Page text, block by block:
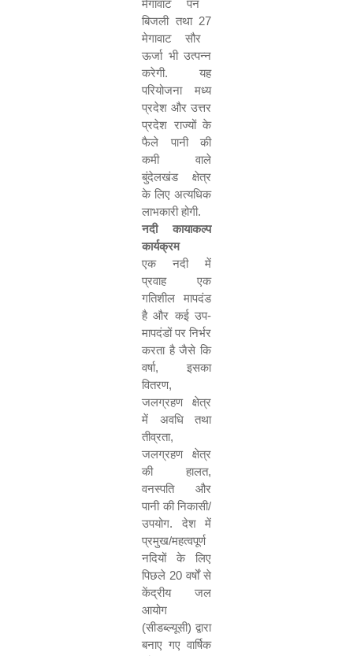
मेगावाट पन
बिजली तथा 27
मेगावाट सौर
ऊर्जा भी उत्पन्न
करेगी. यह
परियोजना मध्य
प्रदेश और उत्तर
प्रदेश राज्यों के
फैले पानी की
कमी वाले
बुंदेलखंड क्षेत्र
के लिए अत्यधिक
लाभकारी होगी.
नदी कायाकल्प
कार्यक्रम
एक नदी में
प्रवाह एक
गतिशील मापदंड
है और कई उप-
मापदंडों पर निर्भर
करता है जैसे कि
वर्षा, इसका
वितरण,
जलग्रहण क्षेत्र
में अवधि तथा
तीव्रता,
जलग्रहण क्षेत्र
की हालत,
वनस्पति और
पानी की निकासी/
उपयोग. देश में
प्रमुख/महत्वपूर्ण
नदियों के लिए
पिछले 20 वर्षों से
केंद्रीय जल
आयोग
(सीडब्ल्यूसी) द्वारा
बनाए गए वार्षिक